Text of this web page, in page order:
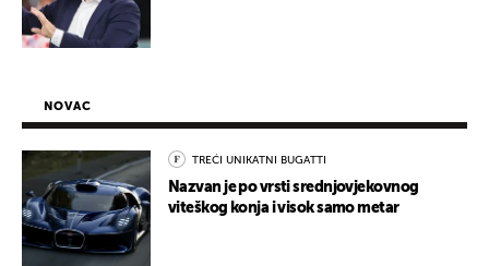
NOVAC
TREĆI UNIKATNI BUGATTI
Nazvan je po vrsti srednjovjekovnog
viteškog konja i visok samo metar